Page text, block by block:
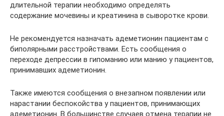
длительной терапии необходимо определять
содержание мочевины и креатинина в сыворотке крови.
Не рекомендуется назначать адеметионин пациентам с
биполярными расстройствами. Есть сообщения о
переходе депрессии в гипоманию или манию у пациентов,
принимавших адеметионин.
Также имеются сообщения о внезапном появлении или
нарастании беспокойства у пациентов, принимающих
адеметионин. В большинстве случаев отмена терапии не